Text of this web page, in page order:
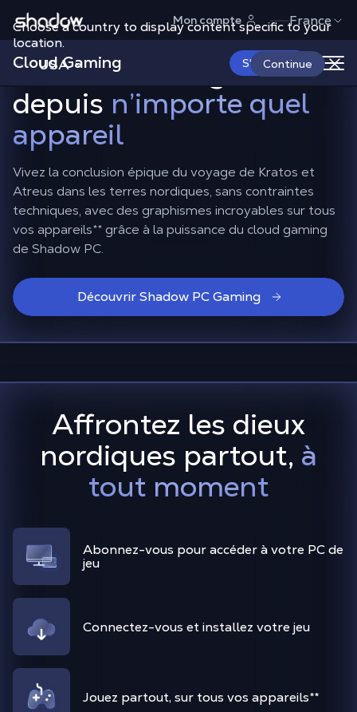
Choose a country to display content specific to your
location.
USA Continue
Shadow.tech Mon compte France
Cloud Gaming S'abonner
Libérez votre rage dans
God of War Ragnarök
depuis n’importe quel
appareil
Vivez la conclusion épique du voyage de Kratos et
Atreus dans les terres nordiques, sans contraintes
techniques, avec des graphismes incroyables sur tous
vos appareils**grâce à la puissance du cloud gaming
de Shadow PC.
Découvrir Shadow PC Gaming
Affrontez les dieux
nordiques partout, à
tout moment
Abonnez-vous pour accéder à votre PC de
jeu
Connectez-vous et installez votre jeu
Jouez partout, sur tous vos appareils**